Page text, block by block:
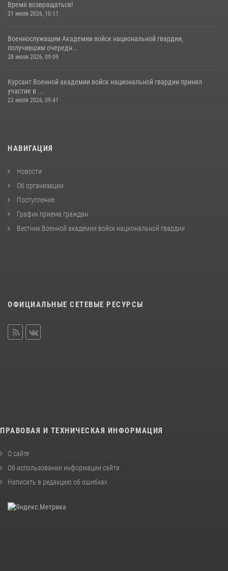
Время возвращаться!
31 июля 2026, 10:11
Военнослужащим Академии войск национальной гвардии,
получившим очередн...
28 июля 2026, 09:09
Курсант Военной академии войск национальной гвардии принял
участие в ...
22 июля 2026, 09:41
НАВИГАЦИЯ
Новости
Об организации
Поступление
График приема граждан
Вестник Военной академии войск национальной гвардии
ОФИЦИАЛЬНЫЕ СЕТЕВЫЕ РЕСУРСЫ
ПРАВОВАЯ И ТЕХНИЧЕСКАЯ ИНФОРМАЦИЯ
О сайте
Об использовании информации сайта
Написать в редакцию об ошибках